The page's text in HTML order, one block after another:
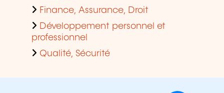
Finance, Assurance, Droit
Développement personnel et
professionnel
Qualité, Sécurité